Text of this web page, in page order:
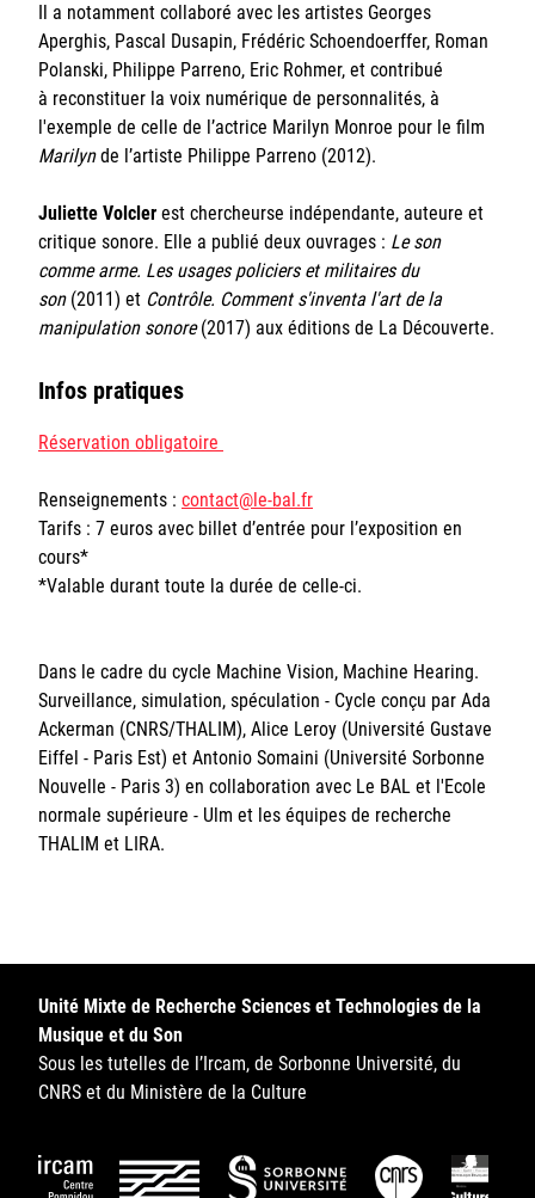
Il a notamment collaboré avec les artistes Georges
Aperghis, Pascal Dusapin, Frédéric Schoendoerffer, Roman
Polanski, Philippe Parreno, Eric Rohmer, et contribué
à reconstituer la voix numérique de personnalités, à
l'exemple de celle de l’actrice Marilyn Monroe pour le film
Marilynde l’artiste Philippe Parreno (2012).
Juliette Volcler est chercheurse indépendante, auteure et
critique sonore. Elle a publié deux ouvrages : Le son
comme arme. Les usages policiers et militaires du
son(2011) et Contrôle. Comment s'inventa l'art de la
manipulation sonore(2017) aux éditions de La Découverte.
Infos pratiques
Réservation obligatoire
Renseignements : contact@le-bal.fr
Tarifs : 7 euros avec billet d’entrée pour l’exposition en
cours*
*Valable durant toute la durée de celle-ci.
Dans le cadre du cycle Machine Vision, Machine Hearing.
Surveillance, simulation, spéculation - Cycle conçu par Ada
Ackerman (CNRS/THALIM), Alice Leroy (Université Gustave
Eiffel - Paris Est) et Antonio Somaini (Université Sorbonne
Nouvelle - Paris 3) en collaboration avec Le BAL et l'Ecole
normale supérieure - Ulm et les équipes de recherche
THALIM et LIRA.
Unité Mixte de Recherche Sciences et Technologies de la
Musique et du Son
Sous les tutelles de l’Ircam, de Sorbonne Université, du
CNRS et du Ministère de la Culture